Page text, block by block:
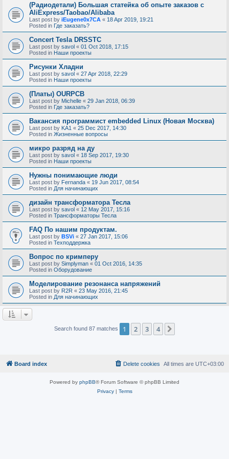
(Радиодетали) Большая статейка об опыте заказов с
AliExpress/Taobao/Alibaba
Last post by iEugene0x7CA « 18 Apr 2019, 19:21
Posted in Где заказать?
Concert Tesla DRSSTC
Last post by savol « 01 Oct 2018, 17:15
Posted in Наши проекты
Рисунки Хладни
Last post by savol « 27 Apr 2018, 22:29
Posted in Наши проекты
(Платы) OURPCB
Last post by Michelle « 29 Jan 2018, 06:39
Posted in Где заказать?
Вакансия программист embedded Linux (Новая Москва)
Last post by KA1 « 25 Dec 2017, 14:30
Posted in Жизненные вопросы
микро разряд на ду
Last post by savol « 18 Sep 2017, 19:30
Posted in Наши проекты
Нужны понимающие люди
Last post by Fernanda « 19 Jun 2017, 08:54
Posted in Для начинающих
дизайн трансформатора Тесла
Last post by savol « 12 May 2017, 15:16
Posted in Трансформаторы Тесла
FAQ По нашим продуктам.
Last post by BSVi « 27 Jan 2017, 15:06
Posted in Техподдержка
Вопрос по кримперу
Last post by Simplyman « 01 Oct 2016, 14:35
Posted in Оборудование
Моделирование резонанса напряжений
Last post by R2R « 23 May 2016, 21:45
Posted in Для начинающих
Search found 87 matches 1 2 3 4
Board index All times are UTC+03:00
Delete cookies
Powered by phpBB® Forum Software © phpBB Limited
Privacy| Terms